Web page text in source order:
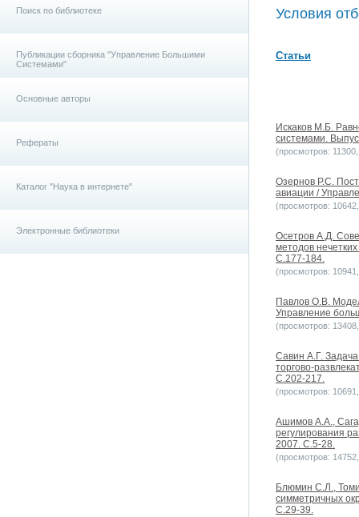
Поиск по библиотеке
Публикации сборника "Управление Большими
Системами"
Основные авторы
Рефераты
Каталог "Наука в интернете"
Электронные библиотеки
Условия
Статьи
Искаков М.Б.
системами.
(просмотров:
Озернов Р.С.
авиации /
(просмотров:
Осетров А.Д.
методов
С.177-184.
(просмотров:
Павлов О.В.
Управление
(просмотров:
Савин А.Г.
торгово-
С.202-217.
(просмотров:
Ашимов А.А.,
регулирования
2007. С.5-28.
(просмотров:
Блюмин С.Л.,
симметричных
С.29-39.